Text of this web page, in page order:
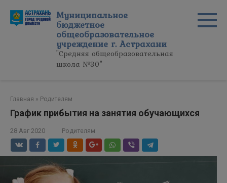
контенту
Муниципальное
бюджетное
общеобразовательное
учреждение г. Астрахани
"Средняя общеобразовательная
школа №30"
Главная » Родителям
График прибытия на занятия обучающихся
28 Авг 2020 Родителям